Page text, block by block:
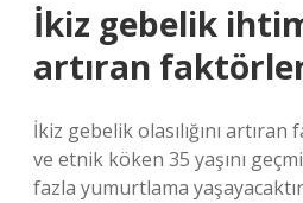
İkiz gebelik
artıran
İkiz gebelik olasılığını
ve etnik köken 35 yaşını
fazla yumurtlama